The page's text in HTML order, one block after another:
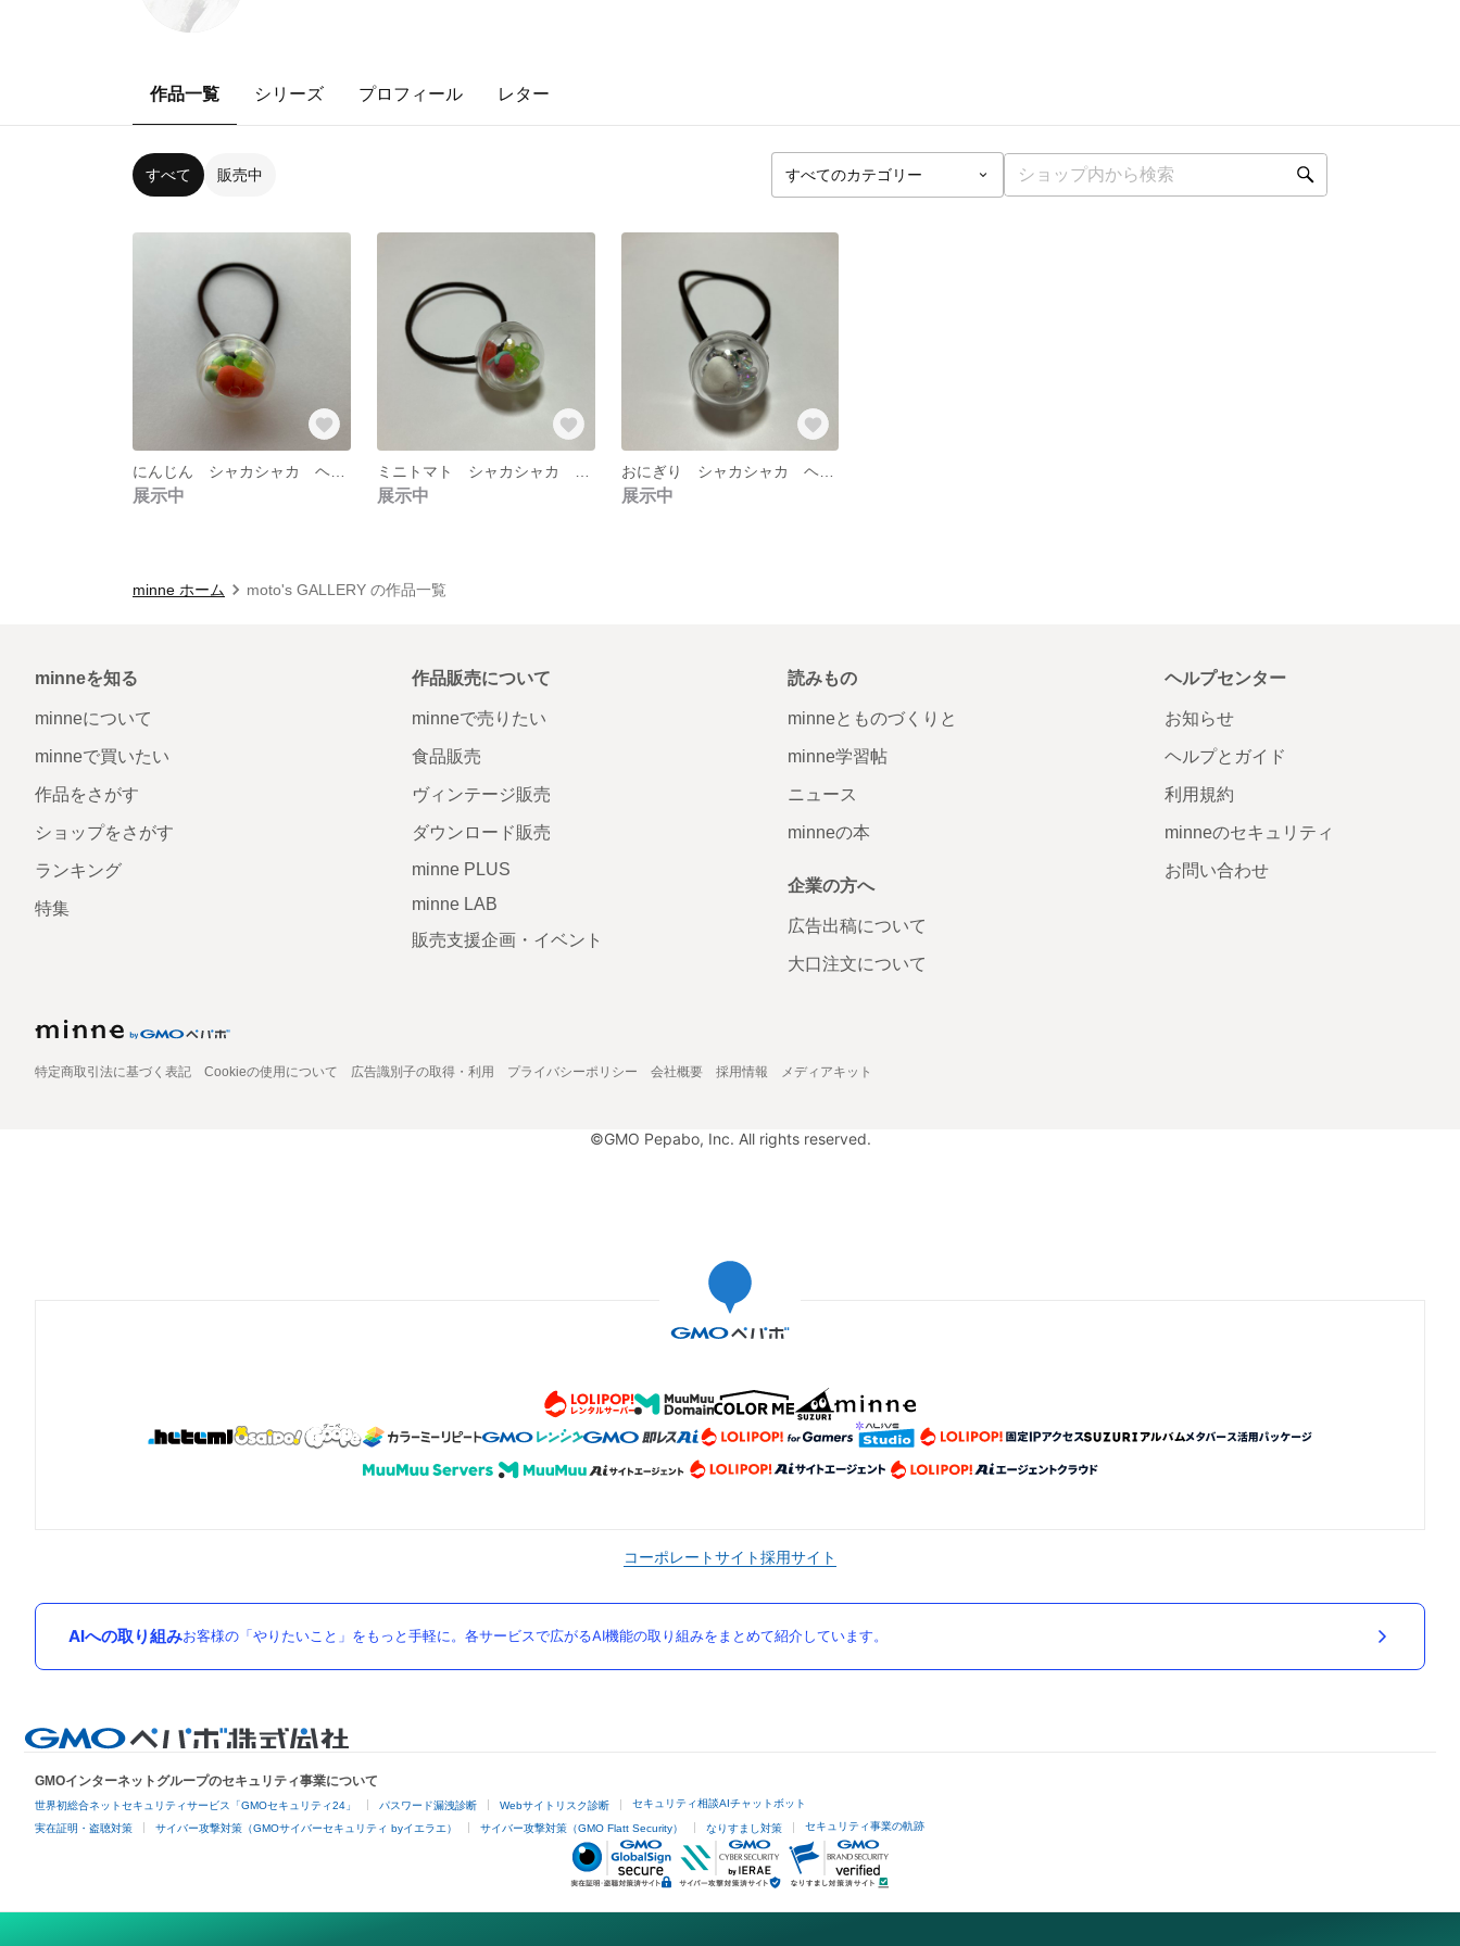
作品一覧 シリーズ プロフィール レター
すべて 販売中
展示中 展示中 展示中
minne ホーム moto's GALLERY の作品一覧
minneを知る
minneについて
minneで買いたい
作品をさがす
ショップをさがす
ランキング
特集
作品販売について
minneで売りたい
食品販売
ヴィンテージ販売
ダウンロード販売
minne PLUS
minne LAB
販売支援企画・イベント
読みもの
minneとものづくりと
minne学習帖
ニュース
minneの本
企業の方へ
広告出稿について
大口注文について
ヘルプセンター
お知らせ
ヘルプとガイド
利用規約
minneのセキュリティ
お問い合わせ
特定商取引法に基づく表記 Cookieの使用について 広告識別子の取得・利用 プライバシーポリシー 会社概要 採用情報 メディアキット
©GMO Pepabo, Inc. All rights reserved.
コーポレートサイト採用サイト
AIへの取り組みお客様の「やりたいこと」をもっと手軽に。各サービスで広がるAI機能の取り組みをまとめて紹介しています。
GMOインターネットグループのセキュリティ事業について
世界初総合ネットセキュリティサービス「GMOセキュリティ24」 パスワード漏洩診断 Webサイトリスク診断 セキュリティ相談AIチャットボット
実在証明・盗聴対策 サイバー攻撃対策（GMOサイバーセキュリティ byイエラエ） サイバー攻撃対策（GMO Flatt Security） なりすまし対策 セキュリティ事業の軌跡